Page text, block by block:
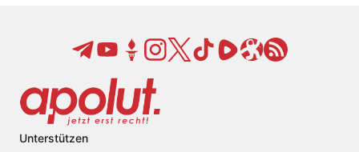
Unterstützen